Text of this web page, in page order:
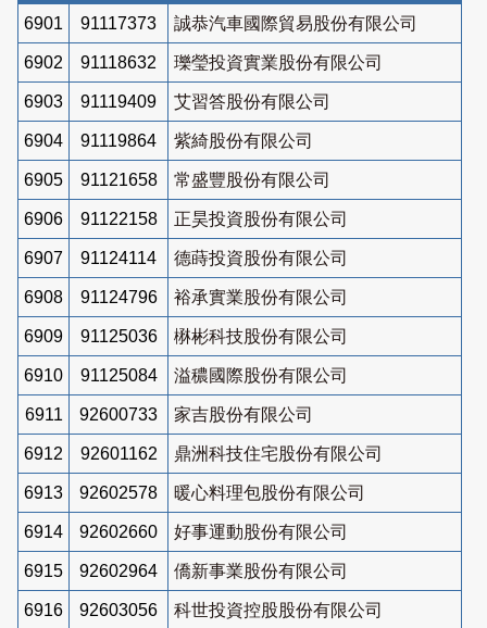
6901 91117373 誠恭汽車國際貿易股份有限公司
6902 91118632 瓅瑩投資實業股份有限公司
6903 91119409 艾習答股份有限公司
6904 91119864 紫綺股份有限公司
6905 91121658 常盛豐股份有限公司
6906 91122158 正昊投資股份有限公司
6907 91124114 德蒔投資股份有限公司
6908 91124796 裕承實業股份有限公司
6909 91125036 楙彬科技股份有限公司
6910 91125084 溢穠國際股份有限公司
6911 92600733 家吉股份有限公司
6912 92601162 鼎洲科技住宅股份有限公司
6913 92602578 暖心料理包股份有限公司
6914 92602660 好事運動股份有限公司
6915 92602964 僑新事業股份有限公司
6916 92603056 科世投資控股股份有限公司